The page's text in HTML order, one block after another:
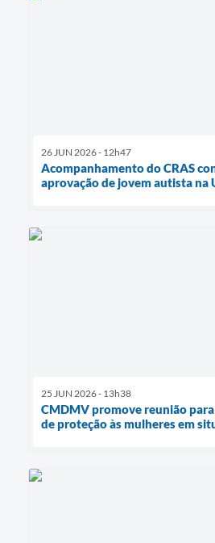
26 JUN 2026 - 12h47
Acompanhamento do CRAS
aprovação de jovem autista na
25 JUN 2026 - 13h38
CMDMV promove reunião
de proteção às mulheres em